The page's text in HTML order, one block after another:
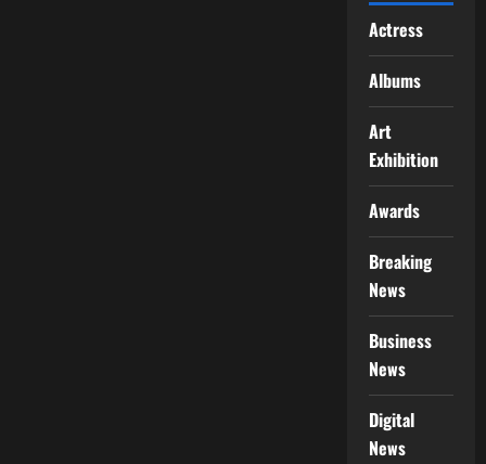
Actress
Albums
Art
Exhibition
Awards
Breaking
News
Business
News
Digital
News